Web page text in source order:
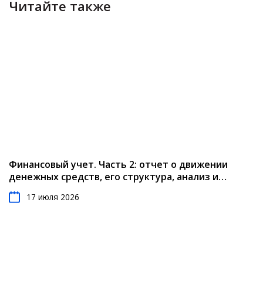
Читайте также
Финансовый учет. Часть 2: отчет о движении
денежных средств, его структура, анализ и
результаты
17 июля 2026